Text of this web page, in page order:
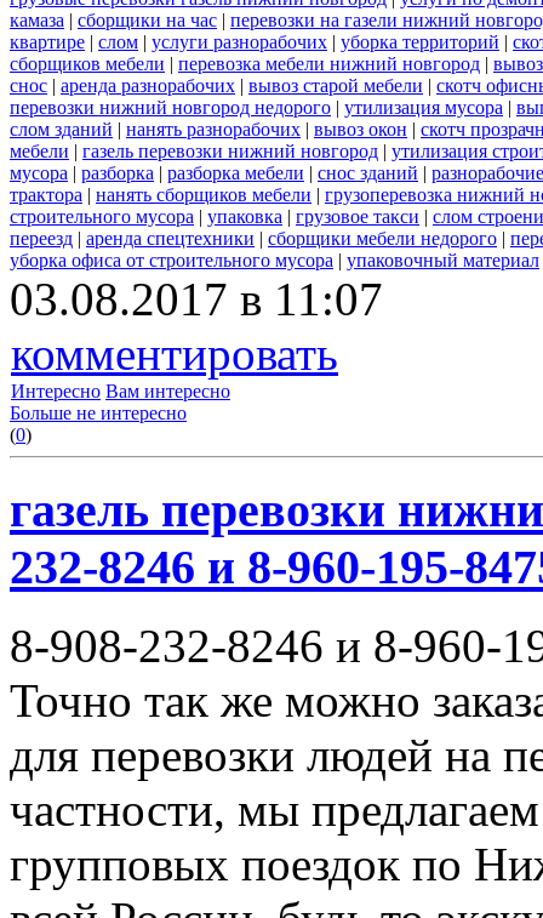
камаза | сборщики на час | перевозки на газели нижний
квартире | слом | услуги разнорабочих | уборка территорий |
сборщиков мебели | перевозка мебели нижний новгород |
снос | аренда разнорабочих | вывоз старой мебели | скотч
перевозки нижний новгород недорого | утилизация мусора |
слом зданий | нанять разнорабочих | вывоз окон | скотч
мебели | газель перевозки нижний новгород | утилизация
мусора | разборка | разборка мебели | снос зданий |
трактора | нанять сборщиков мебели | грузоперевозка нижний
строительного мусора | упаковка | грузовое такси | слом
переезд | аренда спецтехники | сборщики мебели недорого |
уборка офиса от строительного мусора | упаковочный материал
03.08.2017 в 11:07
комментировать
Интересно Вам интересно
Больше не интересно
(0)
газель перевозки
232-8246 и 8-960-195-
8-908-232-8246 и 8-960-
Точно так же можно
для перевозки людей на
частности, мы
групповых поездок по